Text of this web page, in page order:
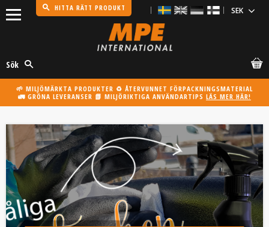
HITTA RÄTT PRODUKT
Sök
🌱 MILJÖMÄRKTA PRODUKTER ♻️ ÅTERVUNNET FÖRPACKNINGSMATERIAL
🚛 GRÖNA LEVERANSER 📗 MILJÖRIKTIGA ANVÄNDARTIPS LÄS MER HÄR!